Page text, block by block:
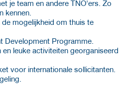
je team en andere TNO'ers. Zo
kennen.
mogelijkheid om thuis te
Development Programme.
leuke activiteiten georganiseerd
voor internationale sollicitanten.